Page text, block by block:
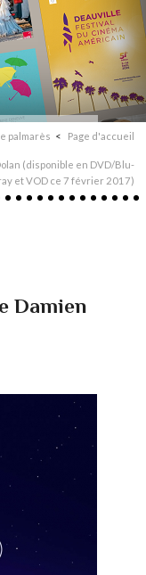
palmarès Page d'accueil
(disponible en DVD/Blu-
et VOD ce 7 février 2017)
Damien